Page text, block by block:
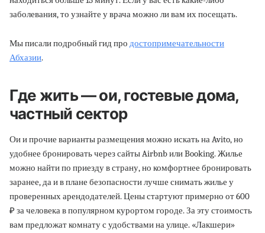
заболевания, то узнайте у врача можно ли вам их посещать.
Мы писали подробный гид про достопримечательности
Абхазии.
Где жить — ои, гостевые дома,
частный сектор
Ои и прочие варианты размещения можно искать на Avito, но
удобнее бронировать через сайты Airbnb или Booking. Жилье
можно найти по приезду в страну, но комфортнее бронировать
заранее, да и в плане безопасности лучше снимать жилье у
проверенных арендодателей. Цены стартуют примерно от 600
₽ за человека в популярном курортом городе. За эту стоимость
вам предложат комнату с удобствами на улице. «Лакшери»